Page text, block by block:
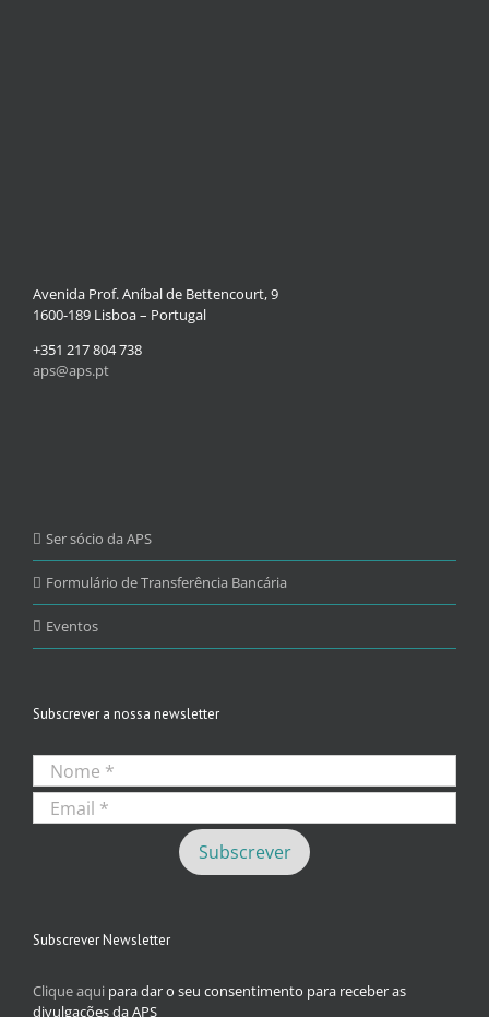
Avenida Prof. Aníbal de Bettencourt, 9
1600-189 Lisboa – Portugal
+351 217 804 738
aps@aps.pt
Ser sócio da APS
Formulário de Transferência Bancária
Eventos
Subscrever a nossa newsletter
Subscrever Newsletter
Clique aqui para dar o seu consentimento para receber as
divulgações da APS